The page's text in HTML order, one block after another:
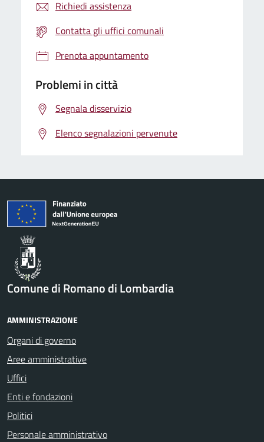
Richiedi assistenza
Contatta gli uffici comunali
Prenota appuntamento
Problemi in città
Segnala disservizio
Elenco segnalazioni pervenute
Comune di Romano di Lombardia
AMMINISTRAZIONE
Organi di governo
Aree amministrative
Uffici
Enti e fondazioni
Politici
Personale amministrativo